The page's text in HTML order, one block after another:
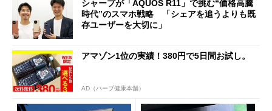
シャープが「AQUOS R11」で挑む“価格高騰
時代”のスマホ戦略 「シェアを追うよりも既
存ユーザーを大切に」
アマゾン1位の実績！380円で5日間お試し。
AD（ハーブ健康本舗）